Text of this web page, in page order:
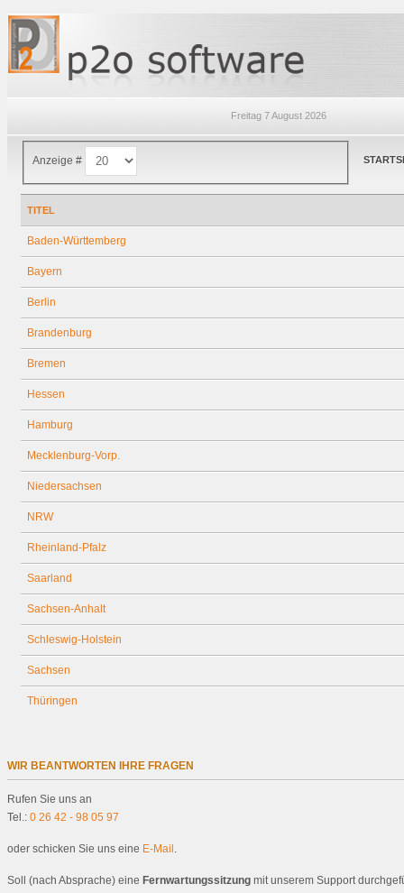
Freitag 7 August 2026
Anzeige #
TITEL
Baden-Württemberg
Bayern
Berlin
Brandenburg
Bremen
Hessen
Hamburg
Mecklenburg-Vorp.
Niedersachsen
NRW
Rheinland-Pfalz
Saarland
Sachsen-Anhalt
Schleswig-Holstein
Sachsen
Thüringen
WIR BEANTWORTEN IHRE FRAGEN
Rufen Sie uns an
Tel.: 0 26 42 - 98 05 97
oder schicken Sie uns eine E-Mail
Soll (nach Absprache) eine Fernwartungssitzung mit unserem Support